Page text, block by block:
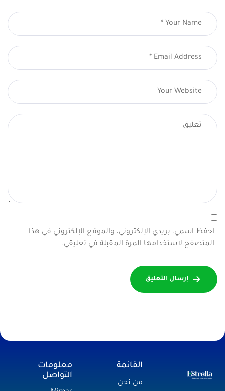
احفظ اسمي، بريدي الإلكتروني، والموقع الإلكتروني في هذا
المتصفح لاستخدامها المرة المقبلة في تعليقي.
إرسال التعليق
القائمة
من نحن
معلومات
التواصل